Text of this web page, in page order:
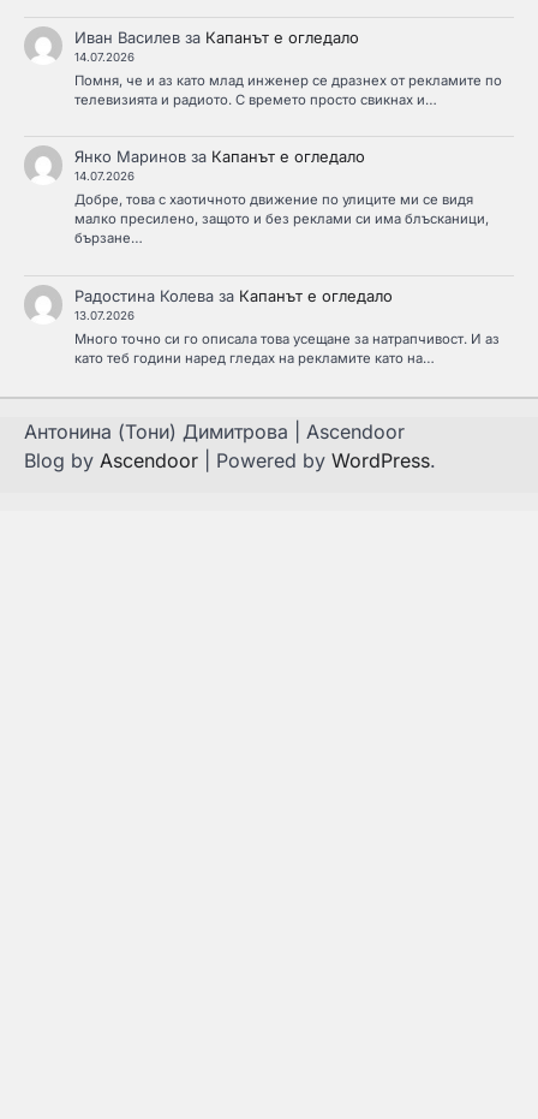
Иван Василевза Капанът е огледало
14.07.2026
Помня, че и аз като млад инженер се дразнех от рекламите по
телевизията и радиото. С времето просто свикнах и…
Янко Мариновза Капанът е огледало
14.07.2026
Добре, това с хаотичното движение по улиците ми се видя
малко пресилено, защото и без реклами си има блъсканици,
бързане…
Радостина Колеваза Капанът е огледало
13.07.2026
Много точно си го описала това усещане за натрапчивост. И аз
като теб години наред гледах на рекламите като на…
Антонина (Тони) Димитрова | Ascendoor
Blog by Ascendoor | Powered by WordPress.